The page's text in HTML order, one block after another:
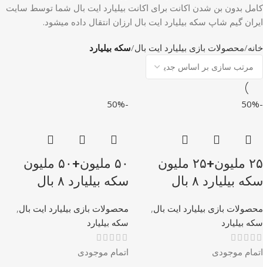
کامل بدون بن شدن اکانت برای اکانت بیلیارد ایت بال شما توسط سایت
ایران گیم شاپ سکه بیلیارد ایت بال ارزان انتقال داده میشود.
خانه محصولات بازی بیلیارد ایت بال سکه بیلیارد
-50%
۲۵ ملیون+۲۵ ملیون
سکه بیلیارد ۸ بال
محصولات بازی بیلیارد ایت بال,
سکه بیلیارد
اتمام موجودی
-50%
۵۰ ملیون+۵۰ ملیون
سکه بیلیارد ۸ بال
محصولات بازی بیلیارد ایت بال,
سکه بیلیارد
اتمام موجودی